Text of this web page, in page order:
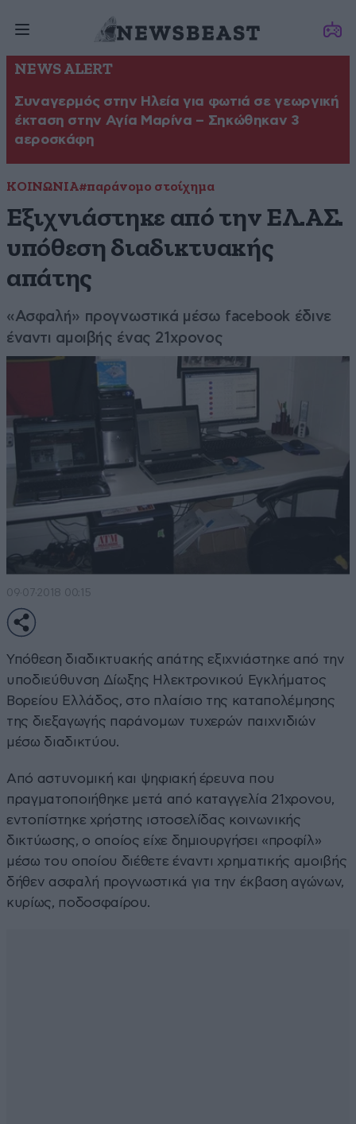
NEWS ALERT
Συναγερμός στην Ηλεία για φωτιά σε γεωργική
έκταση στην Αγία Μαρίνα – Σηκώθηκαν 3
αεροσκάφη
ΚΟΙΝΩΝΙΑ#παράνομο στοίχημα
Εξιχνιάστηκε από την ΕΛ.ΑΣ.
υπόθεση διαδικτυακής
απάτης
«Ασφαλή» προγνωστικά μέσω facebook έδινε
έναντι αμοιβής ένας 21χρονος
09·07·2018 00:15
Υπόθεση διαδικτυακής απάτης εξιχνιάστηκε από την
υποδιεύθυνση Δίωξης Ηλεκτρονικού Εγκλήματος
Βορείου Ελλάδος, στο πλαίσιο της καταπολέμησης
της διεξαγωγής παράνομων τυχερών παιχνιδιών
μέσω διαδικτύου.
Από αστυνομική και ψηφιακή έρευνα που
πραγματοποιήθηκε μετά από καταγγελία 21χρονου,
εντοπίστηκε χρήστης ιστοσελίδας κοινωνικής
δικτύωσης, ο οποίος είχε δημιουργήσει «προφίλ»
μέσω του οποίου διέθετε έναντι χρηματικής αμοιβής
δήθεν ασφαλή προγνωστικά για την έκβαση αγώνων,
κυρίως, ποδοσφαίρου.